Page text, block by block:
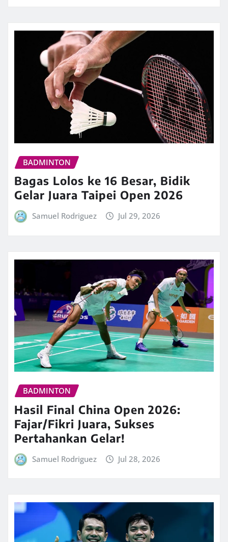
BADMINTON
Bagas Lolos ke 16 Besar, Bidik
Gelar Juara Taipei Open 2026
Samuel Rodriguez Jul 29, 2026
BADMINTON
Hasil Final China Open 2026:
Fajar/Fikri Juara, Sukses
Pertahankan Gelar!
Samuel Rodriguez Jul 28, 2026